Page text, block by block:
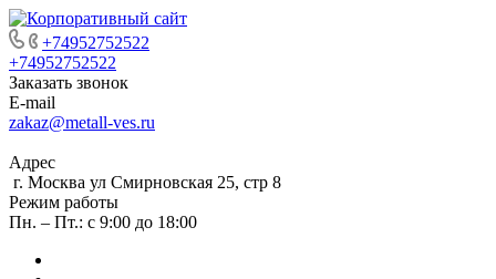
+74952752522
+74952752522
Заказать звонок
E-mail
zakaz@metall-ves.ru
Адрес
г. Москва ул Смирновская 25, стр 8
Режим работы
Пн. – Пт.: с 9:00 до 18:00